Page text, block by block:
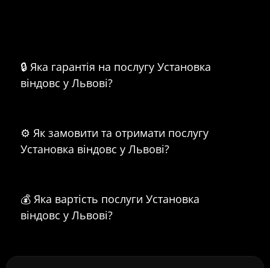
🔒 Яка гарантія на послугу Установка
віндовс у Львові?
⚙️ Як замовити та отримати послугу
Установка віндовс у Львові?
💰 Яка вартість послуги Установка
віндовс у Львові?